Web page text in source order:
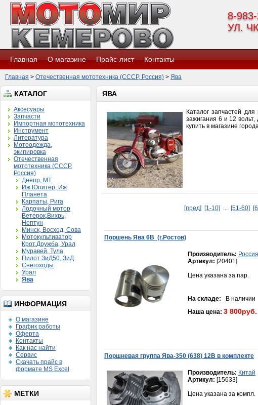
8-
УЛ.
Главная О магазине Прайс-лист Контакты
Главная > Отечественная мототехника (СССР, Россия) > Ява
КАТАЛОГ
Аксесуары
Запчасти
Импортная мототехника
Инструмент
Литература
Мотоодежда,
экипировка
Отечественная
мототехника (СССР,
Россия)
Днепр, МТ
Иж Юпитер, Иж
Планета
Карпаты, Рига
Лодочный мотор
Ветерок,Вихрь,
Нептун
Минск, Восход, Сова
Мотокультиватор
Крот,Дружба, Урал
Муравей, Тула
Пилот ЗиД50, ЗиД
Снегоходы
Урал
Ява
ИНФОРМАЦИЯ
О магазине
График работы
Оферта
Контакты
Как нас найти
Сервис
Скачать прайс в
формате MS Excel
МЕТКИ
Поршень Муравей 3 кол.
ЯВА
Каталог запчастей
зажигания 6 и 12
купить в магазине
[пред]
[1-10] ... [51-60]
Поршень Ява 6В (г.Ростов)
Производитель: Россия
Артикул: [20401]
Цена указана за пар.
На складе: В наличии
Наша цена: 3 800руб.
Поршневaя группa Явa-350 (638) 12В в комплекте
Производитель: Китай
Артикул: [15633]
Цена указана за компл.